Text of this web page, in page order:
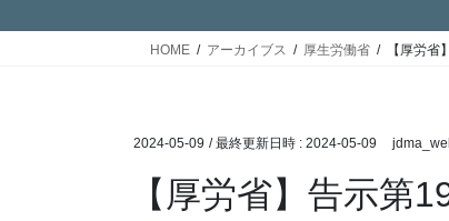
HOME アーカイブス 厚生労働省 【厚労
2024-05-09 / 最終更新日時 : 2024-05-09
【厚労省】告示第